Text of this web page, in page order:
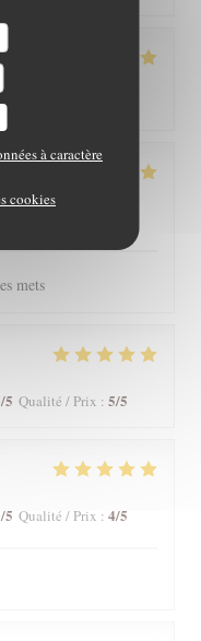
à caractère
cookies
/5
mets
/5 Qualité / Prix : 5/5
/5 Qualité / Prix : 4/5